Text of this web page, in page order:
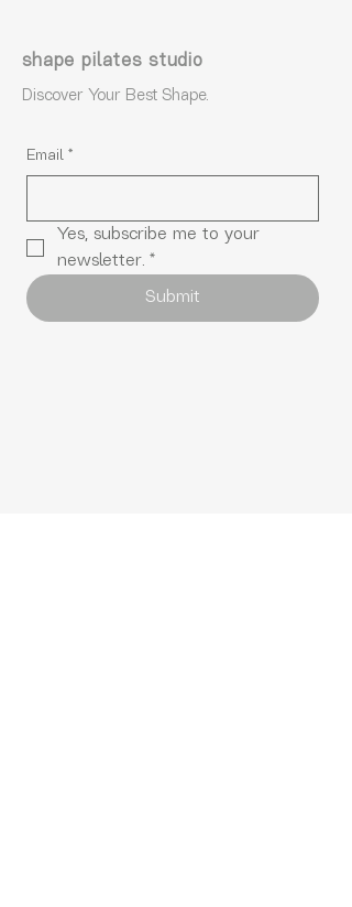
shape pilates studio
Discover Your Best Shape.
Email *
Yes, subscribe me to your
newsletter. *
Submit